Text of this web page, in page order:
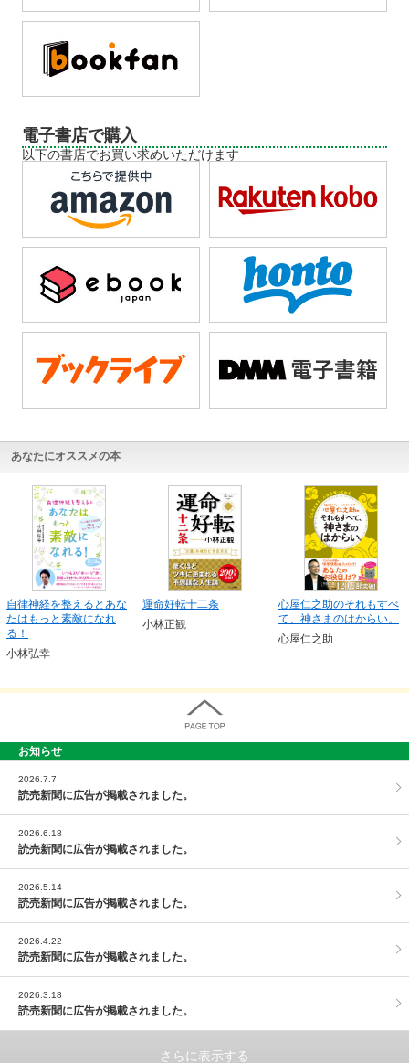
電子書店で購入
以下の書店でお買い求めいただけます
あなたにオススメの本
自律神経を整えるとあな
たはもっと素敵になれ
る！
小林弘幸
運命好転十二条
小林正観
心屋仁之助のそれもすべ
て、神さまのはからい。
心屋仁之助
お知らせ
2026.7.7
読売新聞に広告が掲載されました。
2026.6.18
読売新聞に広告が掲載されました。
2026.5.14
読売新聞に広告が掲載されました。
2026.4.22
読売新聞に広告が掲載されました。
2026.3.18
読売新聞に広告が掲載されました。
さらに表示する
PAGE TOP